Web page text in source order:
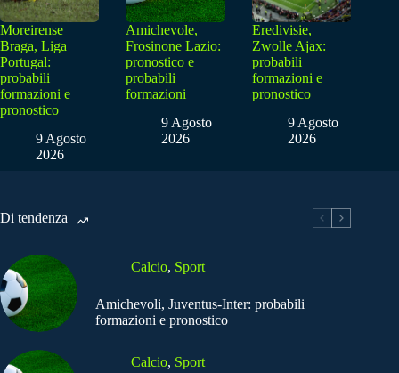
Moreirense
Braga, Liga
Portugal:
probabili
formazioni e
pronostico
9 Agosto
2026
Amichevole,
Frosinone Lazio:
pronostico e
probabili
formazioni
9 Agosto
2026
Eredivisie,
Zwolle Ajax:
probabili
formazioni e
pronostico
9 Agosto
2026
Di tendenza
Calcio, Sport
Amichevoli, Juventus-Inter: probabili
formazioni e pronostico
Calcio, Sport